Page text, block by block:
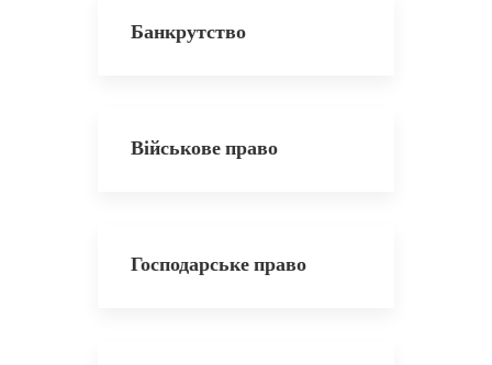
Банкрутство
Військове право
Господарське право